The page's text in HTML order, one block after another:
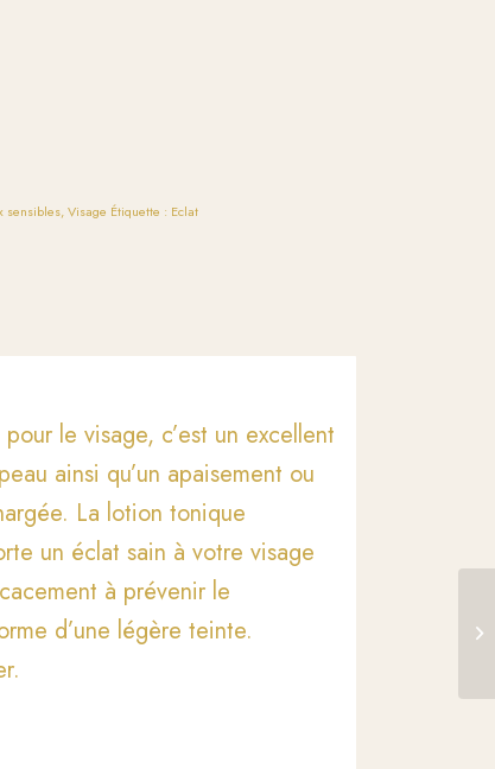
sensibles,Visage Étiquette : Eclat
le visage, c’est un excellent
ainsi qu’un apaisement ou
La lotion tonique
un éclat sain à votre visage
à prévenir le
d’une légère teinte.